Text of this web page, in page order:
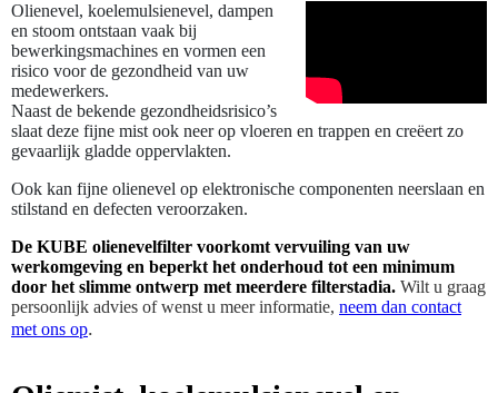
Olienevel, koelemulsienevel, dampen
en stoom ontstaan vaak bij
bewerkingsmachines en vormen een
risico voor de gezondheid van uw
medewerkers.
Naast de bekende gezondheidsrisico’s
slaat deze fijne mist ook neer op vloeren en trappen en creëert zo
gevaarlijk gladde oppervlakten.
Ook kan fijne olienevel op elektronische componenten neerslaan en
stilstand en defecten veroorzaken.
De KUBE olienevelfilter voorkomt vervuiling van uw
werkomgeving en beperkt het onderhoud tot een minimum
door het slimme ontwerp met meerdere filterstadia. Wilt u graag
persoonlijk advies of wenst u meer informatie, neem dan contact
met ons op.